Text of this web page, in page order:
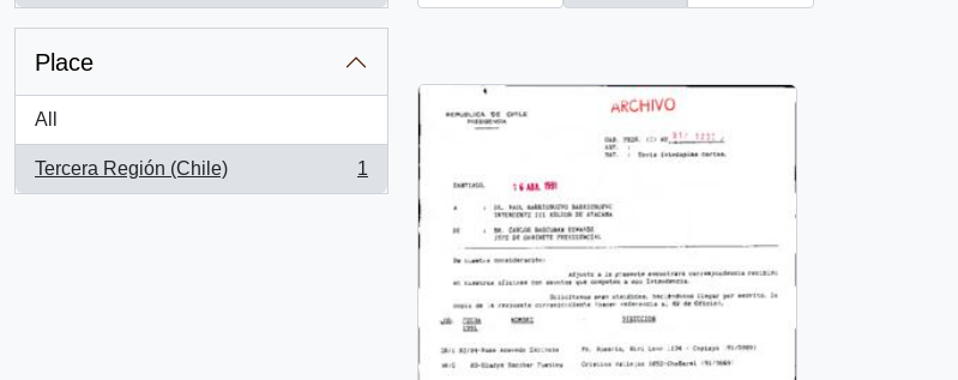
Place
All
Tercera Región (Chile)
, 1 results
1